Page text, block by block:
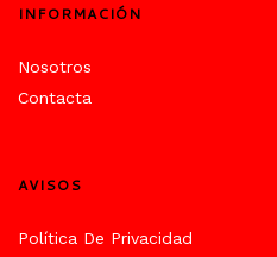
INFORMACIÓN
Nosotros
Contacta
AVISOS
Política De Privacidad